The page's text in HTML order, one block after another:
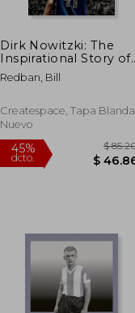
Dirk Nowitzki: The
Inspirational Story of
Basketball Superstar
Dirk Nowitzki (en
Redban, Bill
Createspace, Tapa Blanda,
Nuevo